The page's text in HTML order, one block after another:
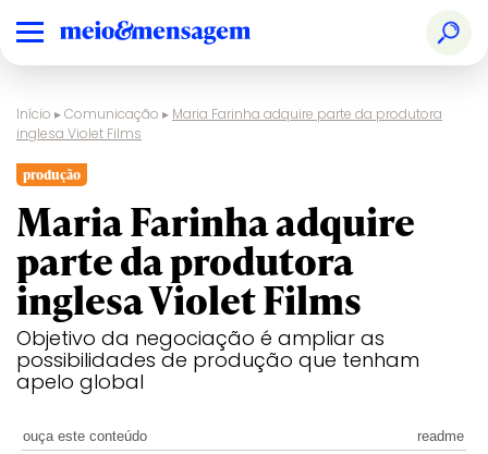
Início ▸Comunicação ▸ Maria Farinha adquire parte da produtora
inglesa Violet Films
produção
Maria Farinha adquire
parte da produtora
inglesa Violet Films
Objetivo da negociação é ampliar as
possibilidades de produção que tenham
apelo global
ouça este conteúdo readme